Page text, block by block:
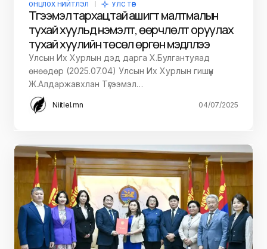
ОНЦЛОХ НИЙТЛЭЛ УЛС ТӨР
Түгээмэл тархацтай ашигт малтмалын
тухай хуульд нэмэлт, өөрчлөлт оруулах
тухай хуулийн төсөл өргөн мэдүүллээ
Улсын Их Хурлын дэд дарга Х.Булгантуяад
өнөөдөр (2025.07.04) Улсын Их Хурлын гишүүн
Ж.Алдаржавхлан Түгээмэл…
Niitlel.mn 04/07/2025